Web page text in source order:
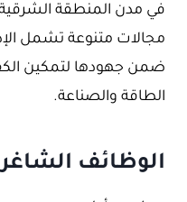
في مدن المنطقة الشرقية:
مجالات متنوعة تشمل
ضمن جهودها لتمكين
الطاقة والصناعة.
الوظائف